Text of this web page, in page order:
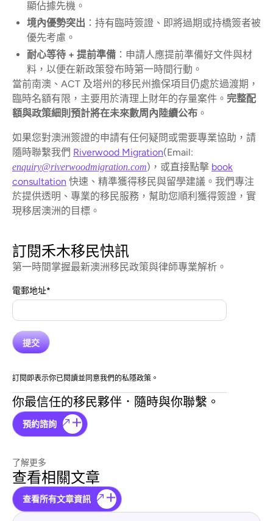
訂閱禾木移民快訊
第一時間掌握最新澳洲移民政策與律師專業解析。
電郵地址*
訂閱即表示你已閱讀並同意我們的私隱政策。
你最信任的移民夥伴．隨時與你聯繫。
預約諮詢
顯佔據先機。
境內優勢突出 ：持有臨時簽證、即將過期或持橋簽者被
優先考慮。
耐心等待 + 提前準備 ：申請人應提前準備好文件與材
料，以便在新政策發布時第一時間行動。
當前南澳、ACT 及塔州的移民州擔保項目仍處於過渡期，
臨時名額有限，主要用於清理上財年的存量案件。 完整配
額與政策細則預計將在未來數周內陸續公布 。
如果您對澳洲簽證的申請有任何疑問或需要專業協助，請
隨時聯繫我們 Riverwood Migration(Email:
enquiry@riverwoodmigration.com)，或直接點擊 book
consultation 快速、精準獲得移民與留學建議。我們專注
於提供透明、專業的移民服務，幫助您順利獲得簽證，實
現移居澳洲的目標。
了解更多
查看相關文章
查看所有文章資訊